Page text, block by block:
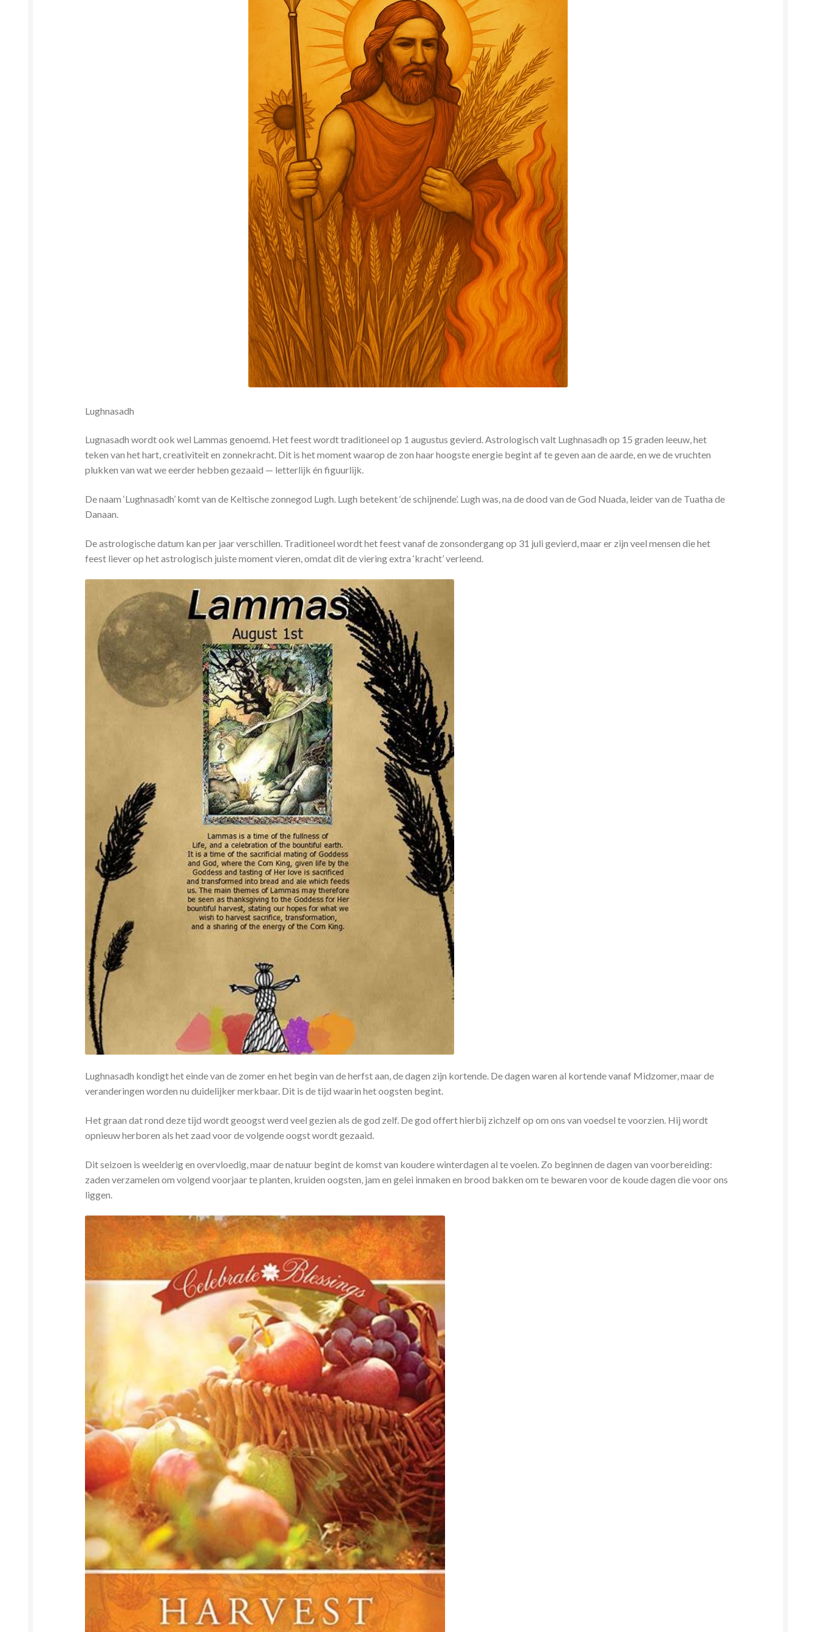
Lughnasadh
Lugnasadh wordt ook wel Lammas genoemd. Het feest wordt traditioneel op 1 augustus gevierd. Astrologisch valt Lughnasadh op 15 graden leeuw, het
teken van het hart, creativiteit en zonnekracht. Dit is het moment waarop de zon haar hoogste energie begint af te geven aan de aarde, en we de vruchten
plukken van wat we eerder hebben gezaaid — letterlijk én figuurlijk.
Denaam ‘Lughnasadh’ komt van de Keltische zonnegod Lugh. Lugh betekent ‘de schijnende’. Lugh was, na de dood van de God Nuada, leider van de Tuatha de
Danaan.
De astrologische datum kan per jaar verschillen. Traditioneel wordt het feest vanaf de zonsondergang op 31 juli gevierd, maar er zijn veel mensen die het
feest liever op het astrologisch juiste moment vieren, omdat dit de viering extra ‘kracht’ verleend.
Lughnasadh kondigt het einde van de zomer en het begin van de herfst aan, de dagen zijn kortende. De dagen waren al kortende vanaf Midzomer, maar de
veranderingen worden nu duidelijker merkbaar. Dit is de tijd waarin het oogsten begint.
Het graan dat rond deze tijd wordt geoogst werd veel gezien als de god zelf. De god offert hierbij zichzelf op om ons van voedsel te voorzien. Hij wordt
opnieuw herboren als het zaad voor de volgende oogst wordt gezaaid.
Dit seizoen is weelderig en overvloedig, maar de natuur begint de komst van koudere winterdagen al te voelen. Zo beginnen de dagen van voorbereiding:
zaden verzamelen om volgend voorjaar te planten, kruiden oogsten, jam en gelei inmaken en brood bakken om te bewaren voor de koude dagen die voor ons
liggen.